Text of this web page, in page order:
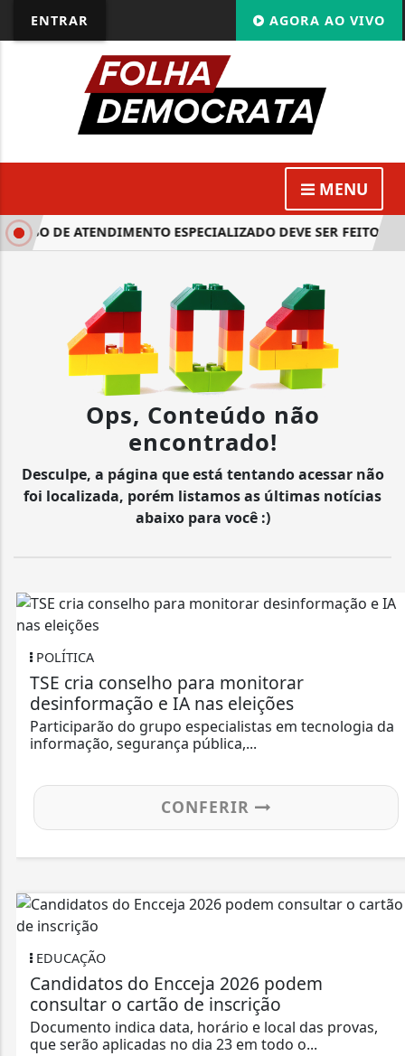
ENTRAR AGORA AO VIVO
MENU
DE ATENDIMENTO ESPECIALIZADO DEVE SER FEITO ATÉ
Ops, Conteúdo não
encontrado!
Desculpe, a página que está tentando acessar não
foi localizada, porém listamos as últimas notícias
abaixo para você :)
POLÍTICA
TSE cria conselho para monitorar
desinformação e IA nas eleições
Participarão do grupo especialistas em tecnologia da
informação, segurança pública,...
CONFERIR
EDUCAÇÃO
Candidatos do Encceja 2026 podem
consultar o cartão de inscrição
Documento indica data, horário e local das provas,
que serão aplicadas no dia 23 em todo o...